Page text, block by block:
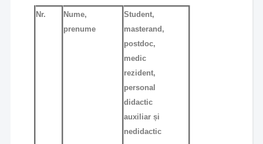
Nr.
Nume,
prenume
Student,
masterand,
postdoc,
medic
rezident,
personal
didactic
auxiliar și
nedidactic